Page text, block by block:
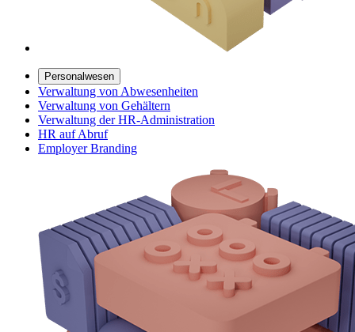
Personalwesen
Verwaltung von Abwesenheiten
Verwaltung von Gehältern
Verwaltung der HR-Administration
HR auf Abruf
Employer Branding